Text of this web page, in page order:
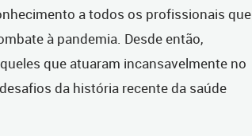
a todos os profissionais que
à pandemia. Desde então,
que atuaram incansavelmente no
da história recente da saúde